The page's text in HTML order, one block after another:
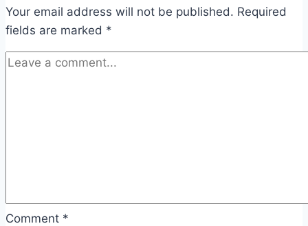
Your email address will not be published. Required
fields are marked *
Comment *